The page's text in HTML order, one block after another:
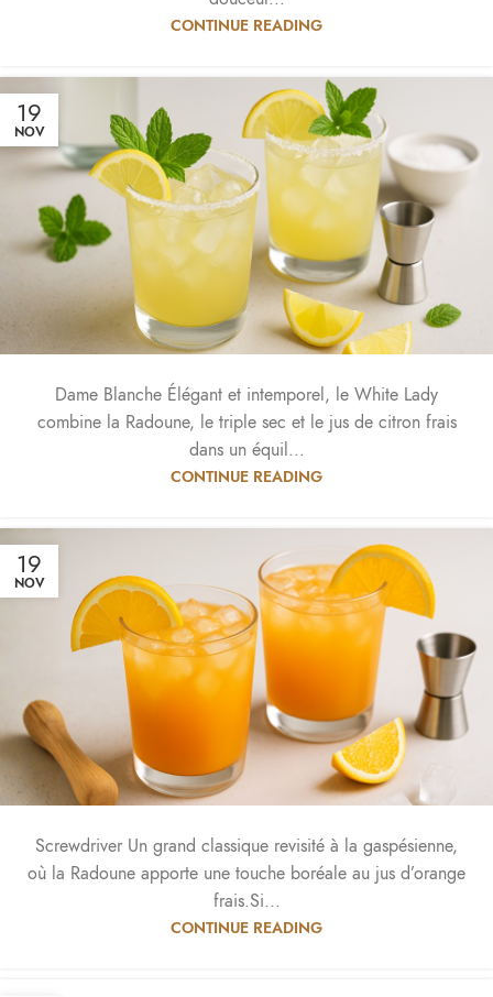
CONTINUE READING
19
NOV
Dame Blanche Élégant et intemporel, le White Lady
combine la Radoune, le triple sec et le jus de citron frais
dans un équil...
CONTINUE READING
19
NOV
Screwdriver Un grand classique revisité à la gaspésienne,
où la Radoune apporte une touche boréale au jus d’orange
frais.Si...
CONTINUE READING